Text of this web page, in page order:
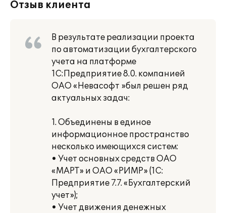
Отзыв клиента
В результате реализации проекта
по автоматизации бухгалтерского
учета на платформе
1С:Предприятие 8.0. компанией
ОАО «Невасофт »был решен ряд
актуальных задач:
1. Объединены в единое
информационное пространство
несколько имеющихся систем:
• Учет основных средств ОАО
«МАРТ» и ОАО «РИМР» (1С:
Предприятие 7.7. «Бухгалтерский
учет»);
• Учет движения денежных